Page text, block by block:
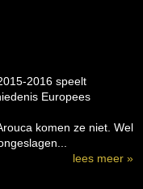
2016 speelt
Europees
komen ze niet. Wel
lees meer »